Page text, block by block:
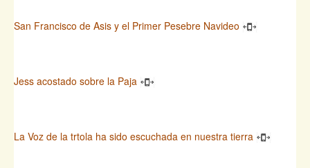
San Francisco de Asis y el Primer Pesebre Navideo
Jess acostado sobre la Paja
La Voz de la trtola ha sido escuchada en nuestra tierra